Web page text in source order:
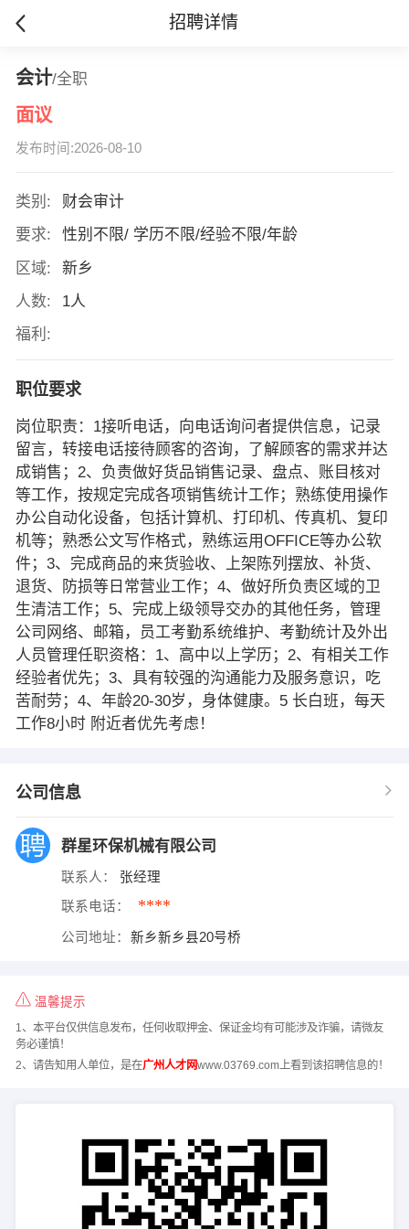
招聘详情
会计/全职
面议
发布时间:2026-08-10
类别:
财会审计
要求:
性别不限/ 学历不限/经验不限/年龄
区域:
新乡
人数:
1人
福利:
职位要求
岗位职责：1接听电话，向电话询问者提供信息，记录
留言，转接电话接待顾客的咨询，了解顾客的需求并达
成销售；2、负责做好货品销售记录、盘点、账目核对
等工作，按规定完成各项销售统计工作；熟练使用操作
办公自动化设备，包括计算机、打印机、传真机、复印
机等；熟悉公文写作格式，熟练运用OFFICE等办公软
件；3、完成商品的来货验收、上架陈列摆放、补货、
退货、防损等日常营业工作；4、做好所负责区域的卫
生清洁工作；5、完成上级领导交办的其他任务，管理
公司网络、邮箱，员工考勤系统维护、考勤统计及外出
人员管理任职资格：1、高中以上学历；2、有相关工作
经验者优先；3、具有较强的沟通能力及服务意识，吃
苦耐劳；4、年龄20-30岁，身体健康。5 长白班，每天
工作8小时 附近者优先考虑！
公司信息
群星环保机械有限公司
联系人： 张经理
联系电话： ****
公司地址： 新乡新乡县20号桥
温馨提示
1、本平台仅供信息发布，任何收取押金、保证金均有可能涉及诈骗，请微友
务必谨慎！
2、请告知用人单位，是在广州人才网www.03769.com上看到该招聘信息的！